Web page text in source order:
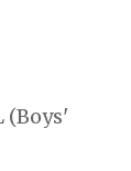
(Boys'